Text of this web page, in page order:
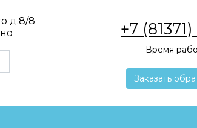
д.8/8
+7 (81371)
Время
Заказать